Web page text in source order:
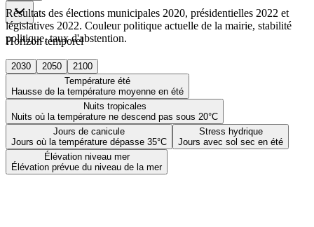
Horizon temporel
2030 2050
2100
Température été
Hausse de la température moyenne en été
Nuits tropicales
Nuits où la température ne descend pas sous 20°C
Jours de canicule
Jours où la température dépasse 35°C
Stress hydrique
Jours avec sol sec en été
Élévation niveau mer
Élévation prévue du niveau de la mer
Résultats des élections municipales 2020, présidentielles 2022 et
législatives 2022. Couleur politique actuelle de la mairie, stabilité
politique, taux d'abstention.